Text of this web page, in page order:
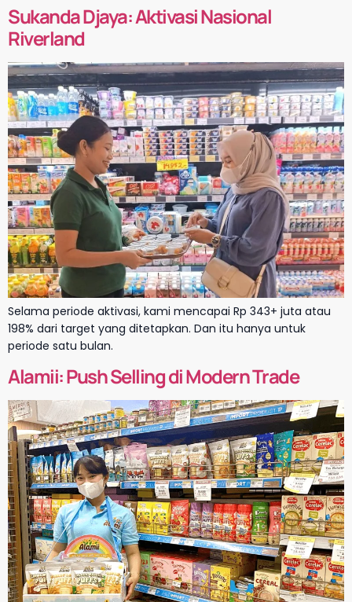
Sukanda Djaya: Aktivasi Nasional
Riverland
Selama periode aktivasi, kami mencapai Rp 343+ juta atau
198% dari target yang ditetapkan. Dan itu hanya untuk
periode satu bulan.
Alamii: Push Selling di Modern Trade